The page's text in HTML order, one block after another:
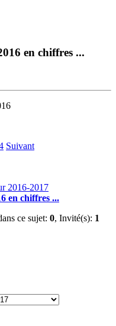
en chiffres ...
Suivant
2016-2017
en chiffres ...
ce sujet: 0, Invité(s): 1